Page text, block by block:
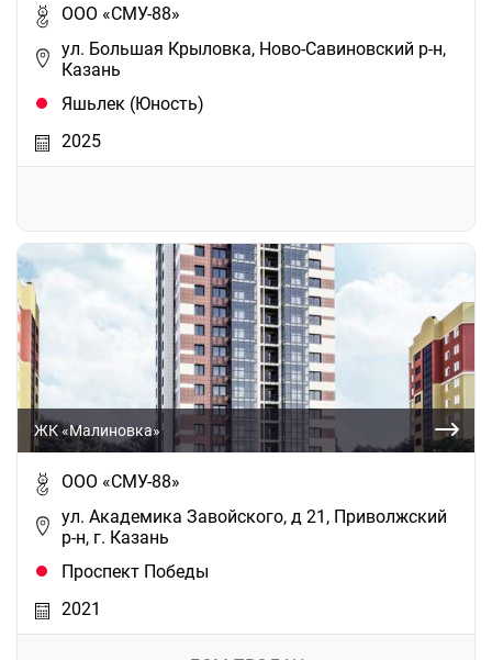
ООО «СМУ-88»
ул. Большая Крыловка, Ново-Савиновский р-н,
Казань
Яшьлек (Юность)
2025
ЖК «Малиновка»
ООО «СМУ-88»
ул. Академика Завойского, д 21, Приволжский
р-н, г. Казань
Проспект Победы
2021